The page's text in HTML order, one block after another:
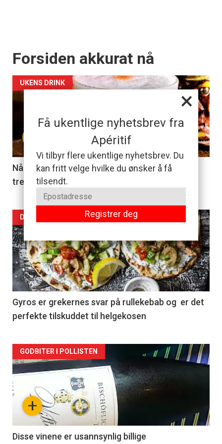
×
Få ukentlige nyhetsbrev fra
Apéritif
Vi tilbyr flere ukentlige nyhetsbrev. Du
kan fritt velge hvilke du ønsker å få
tilsendt.
Registrer deg
Forsiden akkurat nå
UKENS DRINK
Når du er lei gin tonic, er en pisco sour det du
trenger
Forsiden
akkurat
nå
-
2
DAGENS RETT
Gyros er grekernes svar på rullekebab og er det
perfekte tilskuddet til helgekosen
Forsiden
akkurat
nå
3
+
GODBITER I POLLISTEN
Disse vinene er usannsynlig billige